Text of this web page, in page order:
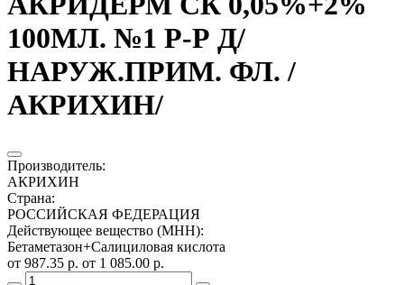
100МЛ. №1 Р-Р Д/
НАРУЖ.ПРИМ. ФЛ. /
АКРИХИН/
Производитель:
АКРИХИН
Страна:
РОССИЙСКАЯ ФЕДЕРАЦИЯ
Действующее вещество (МНН):
Бетаметазон+Салициловая кислота
от 987.35 р. от 1 085.00 р.